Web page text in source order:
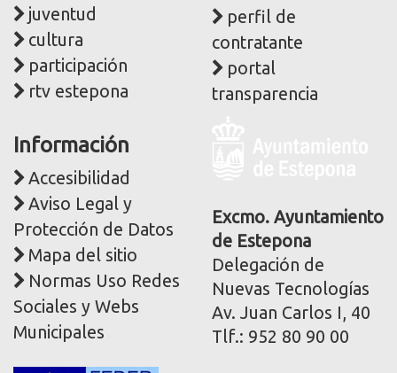
juventud
cultura
participación
rtv estepona
perfil de
contratante
portal
transparencia
Información
Accesibilidad
Aviso Legal y
Protección de Datos
Mapa del sitio
Normas Uso Redes
Sociales y Webs
Municipales
corporativa
Excmo. Ayuntamiento
de Estepona
Delegación de
Nuevas Tecnologías
Av. Juan Carlos I, 40
Tlf.: 952 80 90 00